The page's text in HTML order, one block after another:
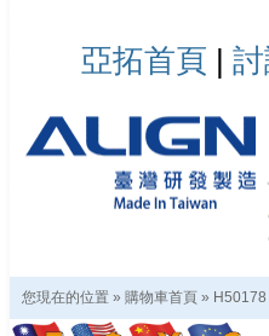
亞拓首頁 |
您現在的位置 » 購物車首頁 » H50178